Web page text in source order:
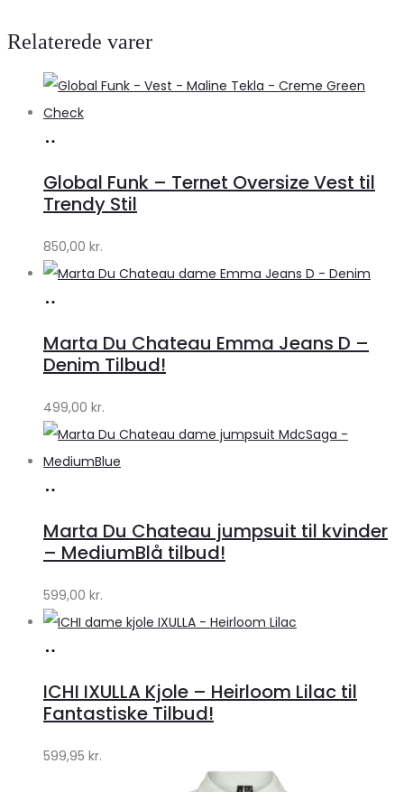
Relaterede varer
Lykke
Lykke
Global Funk – Ternet Oversize Vest til
Trendy Stil
850,00 kr.
Klædeskabet.dk
Marta Du Chateau Emma Jeans D –
Denim Tilbud!
499,00 kr.
Klædeskabet.dk
Marta Du Chateau jumpsuit til kvinder
– MediumBlå tilbud!
599,00 kr.
Klædeskabet.dk
ICHI IXULLA Kjole – Heirloom Lilac til
Fantastiske Tilbud!
599,95 kr.